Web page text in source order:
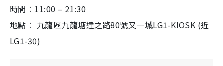
時間︰11:00 – 21:30
地點︰ 九龍區九龍塘達之路80號又一城LG1-KIOSK (近
LG1-30)